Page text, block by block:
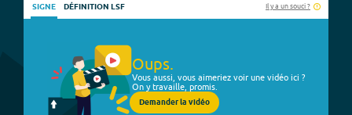
SIGNE DÉFINITION LSF Il y a un souci ?
Oups.
Vous aussi, vous aimeriez voir une vidéo ici ?
On y travaille, promis.
Demander la vidéo